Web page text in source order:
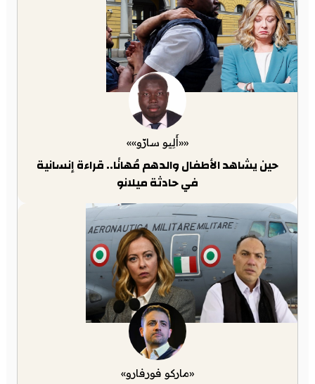
««أَلِيو سارّو»»
حين يشاهد الأطفال والدهم مُهانًا.. قراءة إنسانية
في حادثة ميلانو
«ماركو فورفارو»